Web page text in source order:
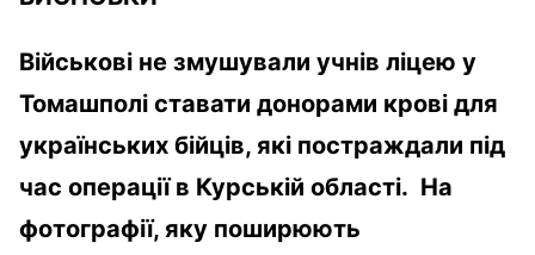
Військові не змушували учнів ліцею у
Томашполі ставати донорами крові для
українських бійців, які постраждали під
час операції в Курській області. На
фотографії, яку поширюють